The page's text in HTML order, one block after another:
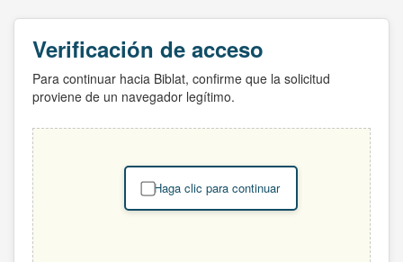
Verificación de acceso
Para continuar hacia Biblat, confirme que la solicitud
proviene de un navegador legítimo.
Haga clic para continuar